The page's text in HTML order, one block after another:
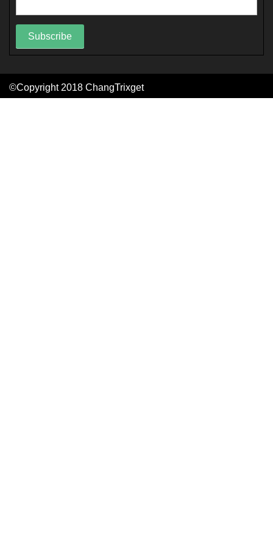
Subscribe
©Copyright 2018 ChangTrixget